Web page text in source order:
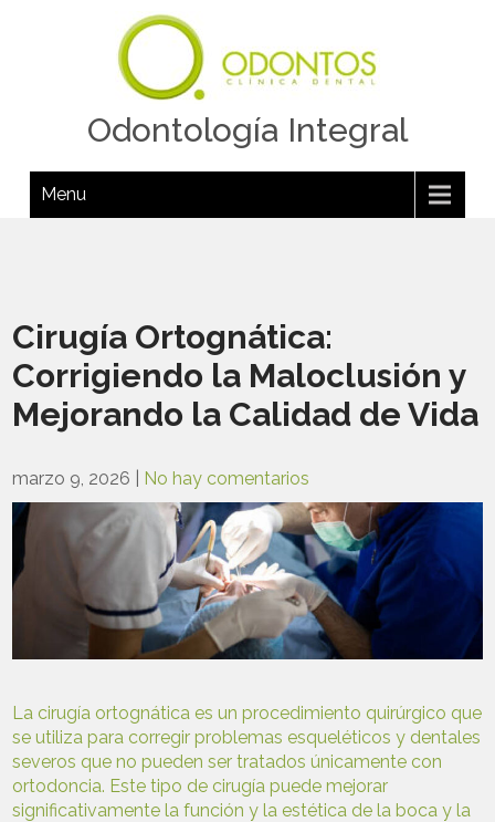
Odontología Integral
Menu
Cirugía Ortognática:
Corrigiendo la Maloclusión y
Mejorando la Calidad de Vida
marzo 9, 2026 No hay comentarios
La cirugía ortognática es un procedimiento quirúrgico que
se utiliza para corregir problemas esqueléticos y dentales
severos que no pueden ser tratados únicamente con
ortodoncia. Este tipo de cirugía puede mejorar
significativamente la función y la estética de la boca y la